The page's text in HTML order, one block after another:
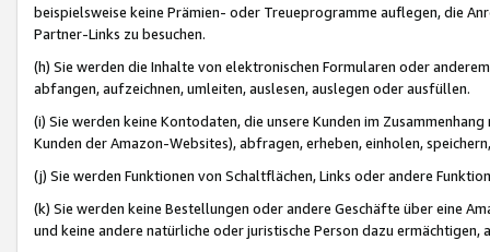
beispielsweise keine Prämien- oder Treueprogramme auflegen, die
Partner-Links zu besuchen.
(h) Sie werden die Inhalte von elektronischen Formularen oder
abfangen, aufzeichnen, umleiten, auslesen, auslegen oder ausfüllen.
(i) Sie werden keine Kontodaten, die unsere Kunden im
Kunden der Amazon-Websites), abfragen, erheben, einholen,
(j) Sie werden Funktionen von Schaltflächen, Links oder andere
(k) Sie werden keine Bestellungen oder andere Geschäfte über eine
und keine andere natürliche oder juristische Person dazu